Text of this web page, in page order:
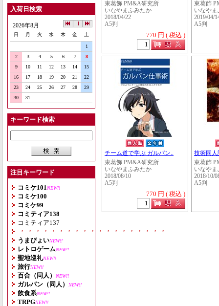
入荷日検索
2026年8月
日 月 火 水 木 金 土
1
2
3 4 5 6 7
8
9
10 11 12 13 14
15
16
17 18 19 20 21
22
23
24 25 26 27 28
29
30
31
キーワード検索
注目キーワード
コミケ101 NEW!!
コミケ100
コミケ99
コミティア138
コミティア137
・・・・・・・・・・・・・・・・・・・
うまぴょいNEW!!
レトロゲームNEW!!
聖地巡礼NEW!!
旅行NEW!!
百合（同人） NEW!!
ガルパン（同人） NEW!!
飲食系NEW!!
TRPGNEW!!
東葛飾 PM&A研究所
いなやまふみたか
2018/04/22
A5判
770 円 ( 税込 )
東葛飾
いなや
2019/04/
A5判
チーム道で学ぶ ガルパン..
東葛飾 PM&A研究所
いなやまふみたか
2018/08/10
A5判
770 円 ( 税込 )
技術同人
東葛飾
いなや
2018/10/
A5判